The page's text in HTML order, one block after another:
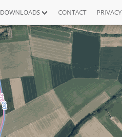
DOWNLOADS CONTACT PRIVACY